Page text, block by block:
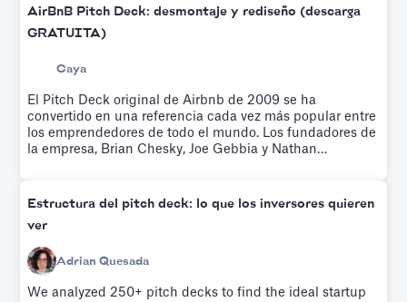
AirBnB Pitch Deck: desmontaje y rediseño (descarga
GRATUITA)
Caya
El Pitch Deck original de Airbnb de 2009 se ha
convertido en una referencia cada vez más popular entre
los emprendedores de todo el mundo. Los fundadores de
la empresa, Brian Chesky, Joe Gebbia y Nathan
Pruébalo gratis.
Estructura del pitch deck: lo que los inversores quieren
ver
Adrian Quesada
We analyzed 250+ pitch decks to find the ideal startup